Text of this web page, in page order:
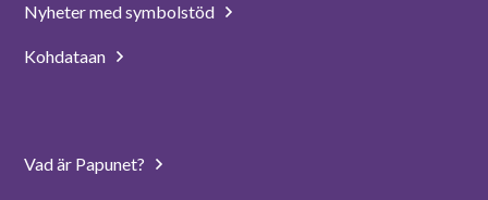
Nyheter med symbolstöd
Kohdataan
Vad är Papunet?